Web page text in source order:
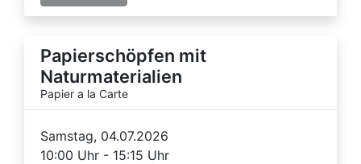
Papierschöpfen mit
Naturmaterialien
Papier a la Carte
Samstag, 04.07.2026
10:00 Uhr - 15:15 Uhr